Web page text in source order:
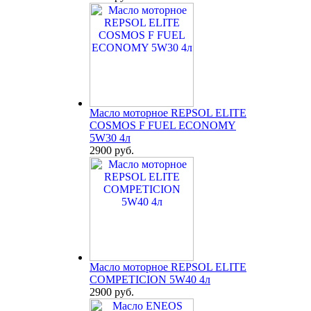
Масло моторное REPSOL ELITE
COSMOS F FUEL ECONOMY
5W30 4л
2900 руб.
Масло моторное REPSOL ELITE
COMPETICION 5W40 4л
2900 руб.